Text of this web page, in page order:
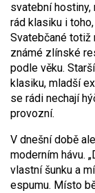
svatební hostiny,
rád klasiku i
Svatebčané totiž
známé zlínské
podle věku.
klasiku, mladší
se rádi nechají
provozní.
V dnešní době
moderním hávu.
vlastní šunku a
espumu. Místo